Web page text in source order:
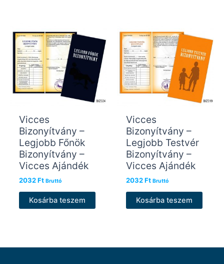
Vicces
Bizonyítvány –
Legjobb Főnök
Bizonyítvány –
Vicces Ajándék
2032Ft Bruttó
Kosárba teszem
Vicces
Bizonyítvány –
Legjobb Testvér
Bizonyítvány –
Vicces Ajándék
2032Ft Bruttó
Kosárba teszem